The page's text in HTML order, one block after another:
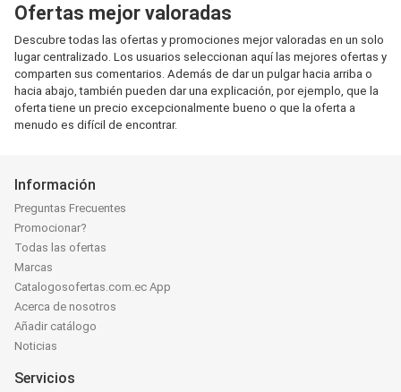
Ofertas mejor valoradas
Descubre todas las ofertas y promociones mejor valoradas en un solo
lugar centralizado. Los usuarios seleccionan aquí las mejores ofertas y
comparten sus comentarios. Además de dar un pulgar hacia arriba o
hacia abajo, también pueden dar una explicación, por ejemplo, que la
oferta tiene un precio excepcionalmente bueno o que la oferta a
menudo es difícil de encontrar.
Información
Preguntas Frecuentes
Promocionar?
Todas las ofertas
Marcas
Catalogosofertas.com.ec App
Acerca de nosotros
Añadir catálogo
Noticias
Servicios